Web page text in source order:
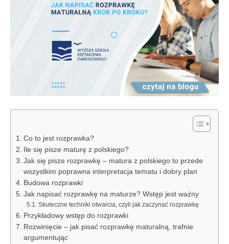
Co to jest rozprawka?
Ile się pisze maturę z polskiego?
Jak się pisze rozprawkę – matura z polskiego to przede
wszystkim poprawna interpretacja tematu i dobry plan
Budowa rozprawki
Jak napisać rozprawkę na maturze? Wstęp jest ważny
Skuteczne techniki otwarcia, czyli jak zaczynać rozprawkę
Przykładowy wstęp do rozprawki
Rozwinięcie – jak pisać rozprawkę maturalną, trafnie
argumentując